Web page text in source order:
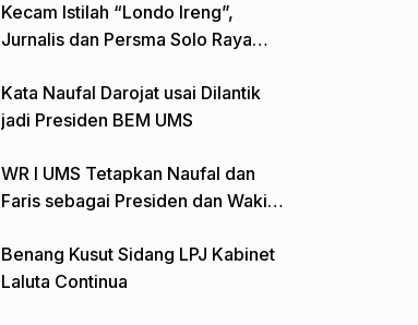
Kecam Istilah “Londo Ireng”,
Jurnalis dan Persma Solo Raya
Kata Naufal Darojat usai Dilantik
jadi Presiden BEM UMS
WR I UMS Tetapkan Naufal dan
Faris sebagai Presiden dan Wakil
Benang Kusut Sidang LPJ Kabinet
Laluta Continua